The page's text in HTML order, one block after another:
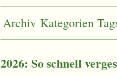
Archiv Kategorien
2026: So schnell